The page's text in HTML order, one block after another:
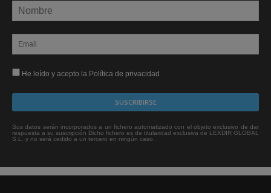
He leído y acepto la Política de privacidad
Sus datos serán incorporados a un fichero automatizado con el objeto exclusivo de dar
respuesta a su suscripción Dicho fichero es de titularidad exclusiva de LEXDIR GLOBAL
S.L. y no será cedido a un tercero en ningún caso.